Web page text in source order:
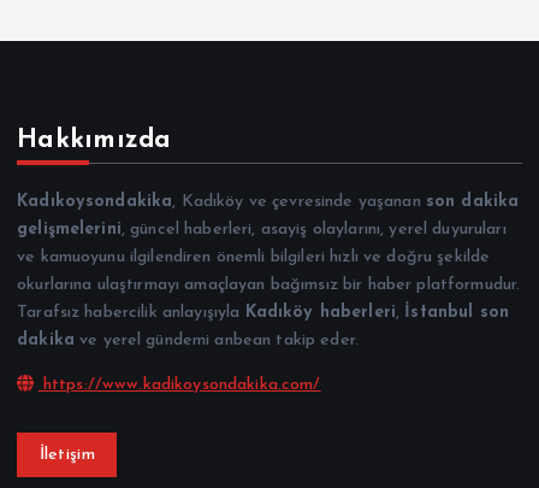
Hakkımızda
Kadıkoysondakika, Kadıköy ve çevresinde yaşanan son dakika
gelişmelerini, güncel haberleri, asayiş olaylarını, yerel duyuruları
ve kamuoyunu ilgilendiren önemli bilgileri hızlı ve doğru şekilde
okurlarına ulaştırmayı amaçlayan bağımsız bir haber platformudur.
Tarafsız habercilik anlayışıyla Kadıköy haberleri, İstanbul son
dakika ve yerel gündemi anbean takip eder.
https://www.kadikoysondakika.com/
İletişim